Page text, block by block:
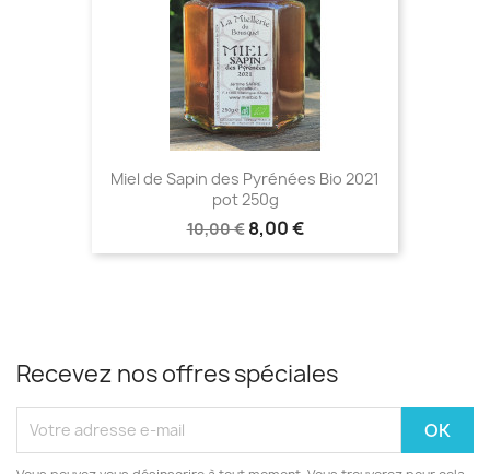
Miel de Sapin des Pyrénées Bio 2021
pot 250g
10,00 € 8,00 €
Recevez nos offres spéciales